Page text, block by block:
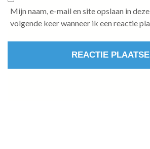
Mijn naam, e-mail en site opslaan in
volgende keer wanneer ik een reactie